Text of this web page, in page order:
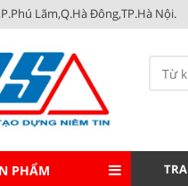
Lãm,Q.Hà Đông,TP.Hà Nội.
PHẨM